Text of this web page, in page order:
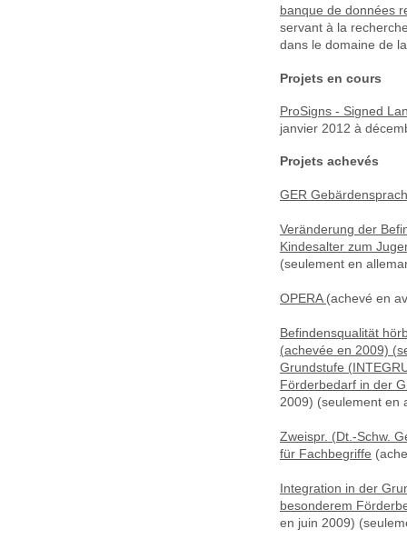
banque de données
servant à la
dans le domaine de
Projets en cours
ProSigns - Signed
janvier 2012 à
Projets achevés
GER
Veränderung der
Kindesalter zum
(seulement en
OPERA (achevé en
Befindensqualität
(achevée en 2009)
Grundstufe
Förderbedarf in der
2009) (seulement en
Zweispr. (Dt.-Schw.
für Fachbegriffe
Integration in der
besonderem
en juin 2009)